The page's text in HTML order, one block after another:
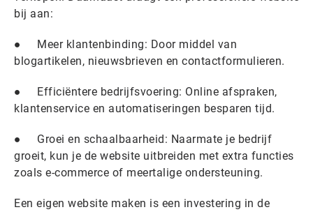
bij aan:
● Meer klantenbinding: Door middel van
blogartikelen, nieuwsbrieven en contactformulieren.
● Efficiëntere bedrijfsvoering: Online afspraken,
klantenservice en automatiseringen besparen tijd.
● Groei en schaalbaarheid: Naarmate je bedrijf
groeit, kun je de website uitbreiden met extra functies
zoals e-commerce of meertalige ondersteuning.
Een eigen website maken is een investering in de